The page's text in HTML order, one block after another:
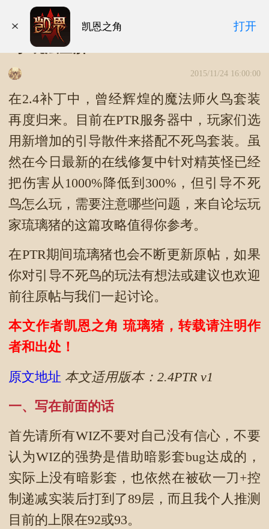
凯恩之角 打开
暗黑3补丁2.4测试魔法师“引导不死
鸟”玩法全解
2015/11/24 16:00:00
在2.4补丁中，曾经辉煌的魔法师火鸟套装
再度归来。目前在PTR服务器中，玩家们选
用新增加的引导散件来搭配不死鸟套装。虽
然在今日最新的在线修复中针对精英怪已经
把伤害从1000%降低到300%，但引导不死
鸟怎么玩，需要注意哪些问题，来自论坛玩
家琉璃猪的这篇攻略值得你参考。
在PTR期间琉璃猪也会不断更新原帖，如果
你对引导不死鸟的玩法有想法或建议也欢迎
前往原帖与我们一起讨论。
本文作者凯恩之角 琉璃猪，转载请注明作
者和出处！
原文地址 本文适用版本：2.4PTR v1
一、写在前面的话
首先请所有WIZ不要对自己没有信心，不要
认为WIZ的强势是借助暗影套bug达成的，
实际上没有暗影套，也依然在被砍一刀+控
制递减实装后打到了89层，而且我个人推测
目前的上限在92或93。